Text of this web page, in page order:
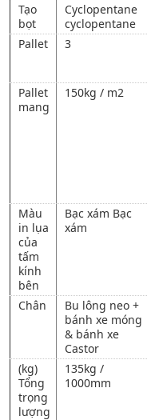
Tạo
bọt
Cyclopentane
cyclopentane
Pallet 3
Pallet
mang
150kg / m2
Màu
in lụa
của
tấm
kính
bên
Bạc xám Bạc
xám
Chân
Bu lông neo +
bánh xe móng
& bánh xe
Castor
(kg)
Tổng
trọng
lượng
135kg /
1000mm